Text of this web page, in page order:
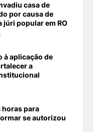
casa de
por causa de
júri popular em RO
à aplicação de
a
horas para
se autorizou